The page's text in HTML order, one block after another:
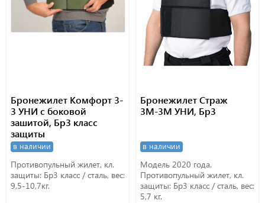
Бронежилет Комфорт 3-
3 УНИ с боковой
зашитой, Бр3 класс
защиты
в наличии
Противопульный жилет, кл.
защиты: Бр3 класс / сталь, вес:
9,5-10,7кг.
Бронежилет Страж
3М-3М УНИ, Бр3
в наличии
Модель 2020 года.
Противопульный жилет, кл.
защиты: Бр3 класс / сталь, вес:
5,7 кг.